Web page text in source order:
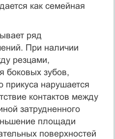
как семейная
ряд
При наличии
резцами,
боковых зубов,
прикуса нарушается
контактов между
затрудненного
площади
поверхностей